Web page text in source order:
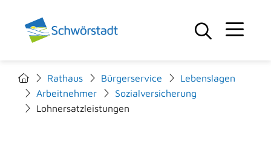
Rathaus Bürgerservice
Lebenslagen
Arbeitnehmer
Sozialversicherung
Lohnersatzleistungen